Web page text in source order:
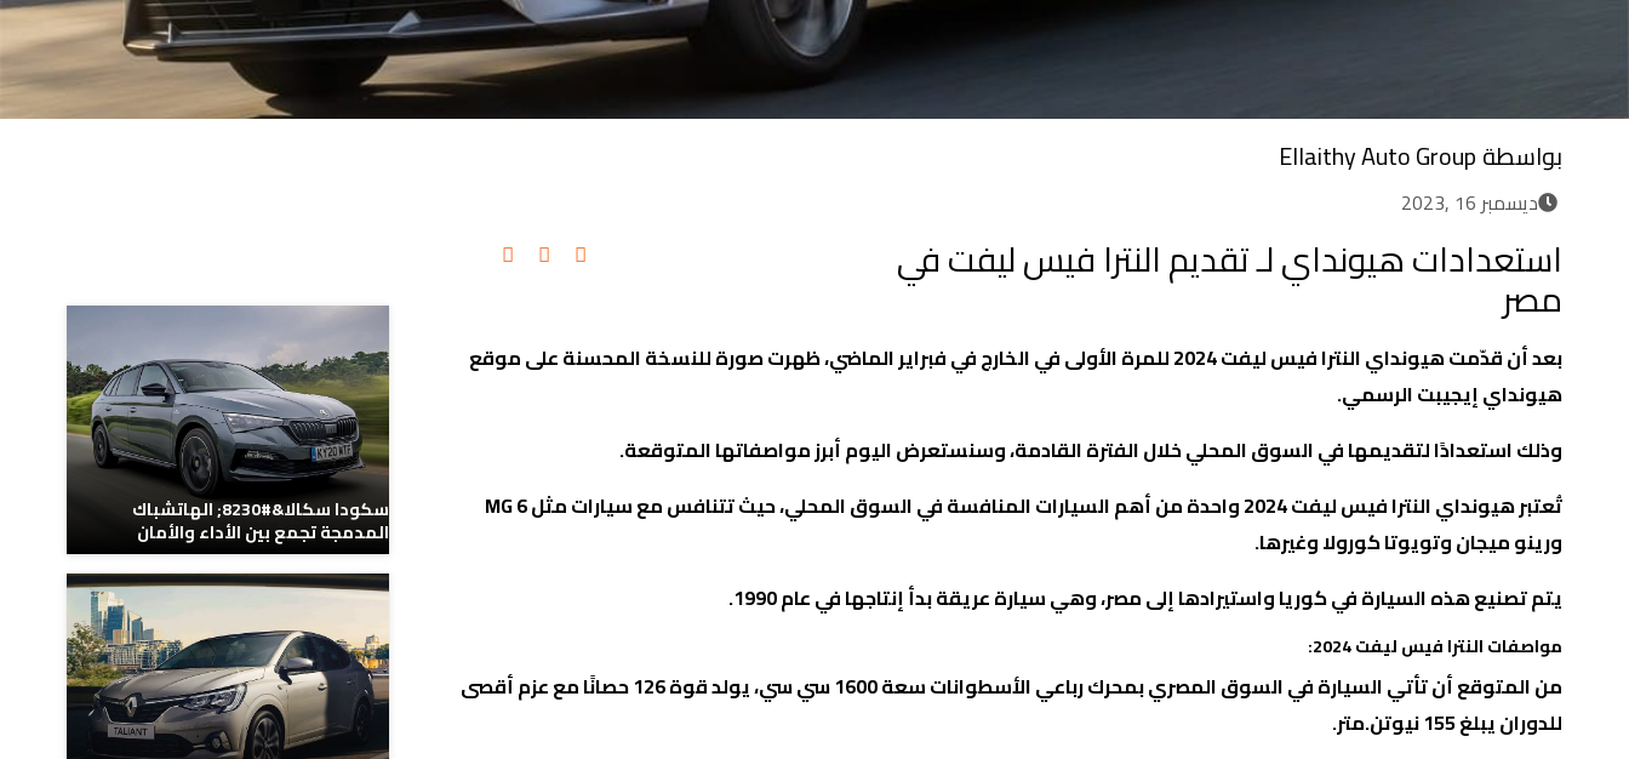
بواسطةEllaithy Auto Group
ديسمبر 16 ,2023
استعدادات هيونداي لـ تقديم النترا فيس ليفت في
مصر
بعد أن قدّمت هيونداي النترا فيس ليفت 2024 للمرة الأولى في الخارج في فبراير الماضي، ظهرت صورة للنسخة المحسنة على موقع
هيونداي إيجيبت الرسمي.
وذلك استعدادًا لتقديمها في السوق المحلي خلال الفترة القادمة، وسنستعرض اليوم أبرز مواصفاتها المتوقعة.
تُعتبر هيونداي النترا فيس ليفت 2024 واحدة من أهم السيارات المنافسة في السوق المحلي، حيث تتنافس مع سيارات مثل
MG 6
ورينو ميجان وتويوتا كورولا وغيرها.
يتم تصنيع هذه السيارة في كوريا واستيرادها إلى مصر، وهي سيارة عريقة بدأ إنتاجها في عام 1990
.
مواصفات النترا فيس ليفت 2024 :
من المتوقع أن تأتي السيارة في السوق المصري بمحرك رباعي الأسطوانات سعة 1600 سي سي، يولد قوة 126 حصانًا مع عزم أقصى
للدوران يبلغ 155 نيوتن.متر.
سكودا سكالا&#8230; الهاتشباك
المدمجة تجمع بين الأداء والأمان